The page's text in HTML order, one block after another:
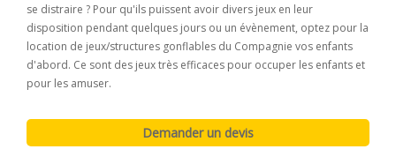
se distraire ? Pour qu'ils puissent avoir divers jeux en leur
disposition pendant quelques jours ou un évènement, optez pour la
location de jeux/structures gonflables du Compagnie vos enfants
d'abord. Ce sont des jeux très efficaces pour occuper les enfants et
pour les amuser.